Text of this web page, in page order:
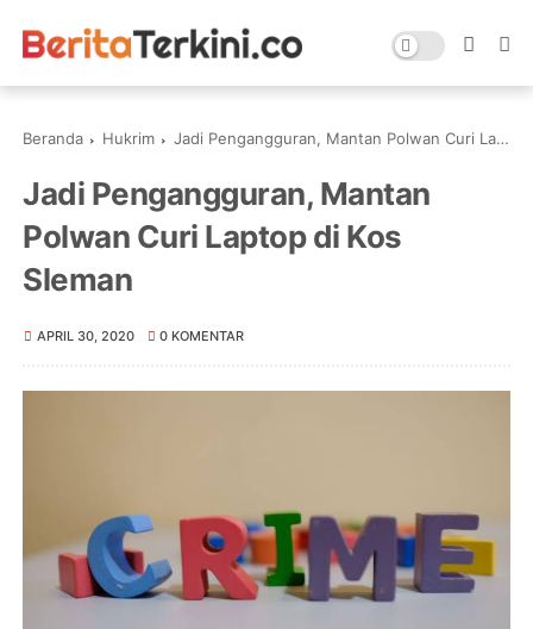
Beranda Hukrim Jadi Pengangguran, Mantan Polwan Curi Laptop di Kos Sleman
Jadi Pengangguran, Mantan
Polwan Curi Laptop di Kos
Sleman
APRIL 30, 2020 0 KOMENTAR